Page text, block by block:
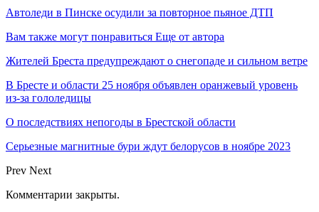
Автоледи в Пинске осудили за повторное пьяное ДТП
Вам также могут понравиться Еще от автора
Жителей Бреста предупреждают о снегопаде и сильном ветре
В Бресте и области 25 ноября объявлен оранжевый уровень
из-за гололедицы
О последствиях непогоды в Брестской области
Серьезные магнитные бури ждут белорусов в ноябре 2023
Prev Next
Комментарии закрыты.